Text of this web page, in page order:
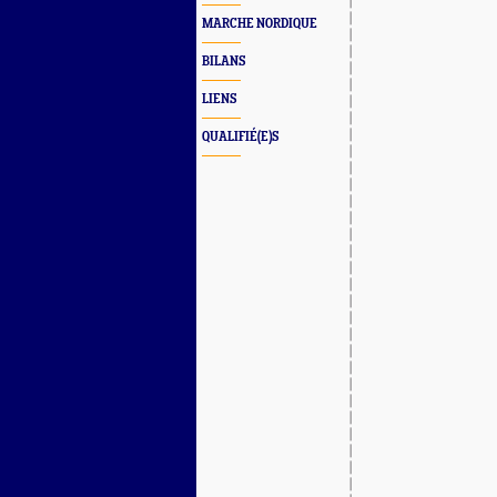
MARCHE NORDIQUE
BILANS
LIENS
QUALIFIÉ(E)S